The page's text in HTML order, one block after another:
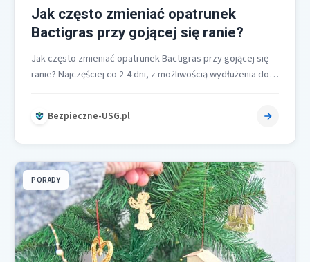
Jak często zmieniać opatrunek
Bactigras przy gojącej się ranie?
Jak często zmieniać opatrunek Bactigras przy gojącej się
ranie? Najczęściej co 2-4 dni, z możliwością wydłużenia do 3-
Bezpieczne-USG.pl
PORADY